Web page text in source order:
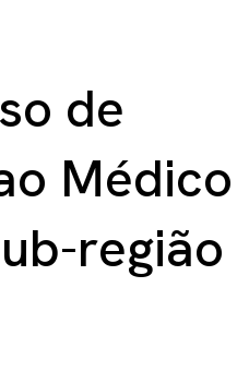
de
Médico
região